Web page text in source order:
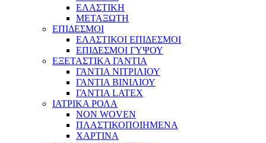
ΕΛΑΣΤΙΚΗ
ΜΕΤΑΞΩΤΗ
ΕΠΙΔΕΣΜΟΙ
ΕΛΑΣΤΙΚΟΙ ΕΠΙΔΕΣΜΟΙ
ΕΠΙΔΕΣΜΟΙ ΓΥΨΟΥ
ΕΞΕΤΑΣΤΙΚΑ ΓΑΝΤΙΑ
ΓΑΝΤΙΑ ΝΙΤΡΙΛΙΟΥ
ΓΑΝΤΙΑ ΒΙΝΙΛΙΟΥ
ΓΑΝΤΙΑ LATEX
ΙΑΤΡΙΚΑ ΡΟΛΑ
NON WOVEN
ΠΛΑΣΤΙΚΟΠΟΙΗΜΕΝΑ
ΧΑΡΤΙΝΑ